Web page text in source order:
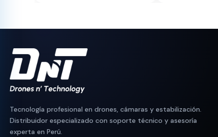
Tecnología profesional en drones, cámaras y estabilización.
Distribuidor especializado con soporte técnico y asesoría
experta en Perú.